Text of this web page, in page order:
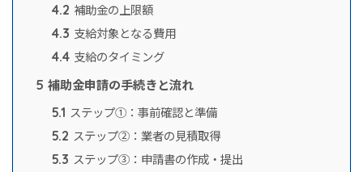
4.2 補助金の上限額
4.3 支給対象となる費用
4.4 支給のタイミング
5 補助金申請の手続きと流れ
5.1 ステップ①：事前確認と準備
5.2 ステップ②：業者の見積取得
5.3 ステップ③：申請書の作成・提出